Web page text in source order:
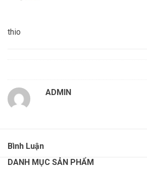
thio
ADMIN
Bình Luận
DANH MỤC SẢN PHẨM